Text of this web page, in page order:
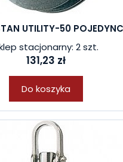
UTILITY-50
stacjonarny: 2 szt.
131,23 zł
Do koszyka